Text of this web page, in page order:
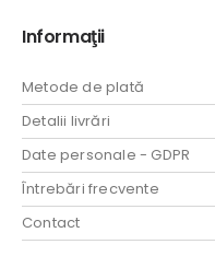
Informaţii
Metode de plată
Detalii livrări
Date personale - GDPR
Întrebări frecvente
Contact